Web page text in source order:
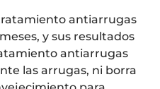
antiarrugas
y sus resultados
antiarrugas
las arrugas, ni borra